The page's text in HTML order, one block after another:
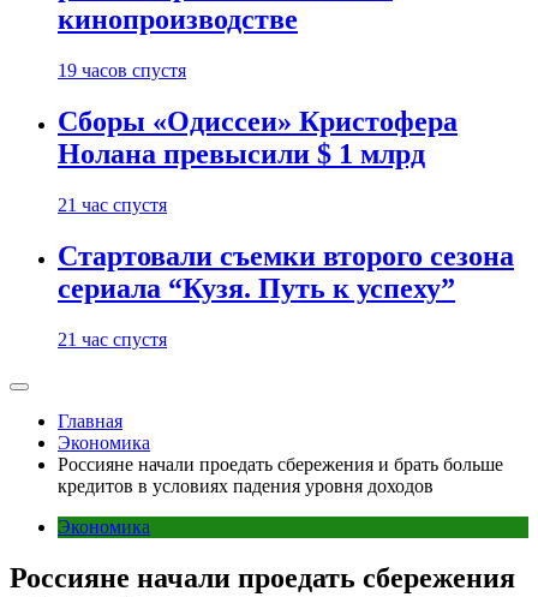
кинопроизводстве
19 часов спустя
Сборы «Одиссеи» Кристофера
Нолана превысили $ 1 млрд
21 час спустя
Стартовали съемки второго сезона
сериала “Кузя. Путь к успеху”
21 час спустя
Главная
Экономика
Россияне начали проедать сбережения и брать больше
кредитов в условиях падения уровня доходов
Экономика
Россияне начали проедать сбережения